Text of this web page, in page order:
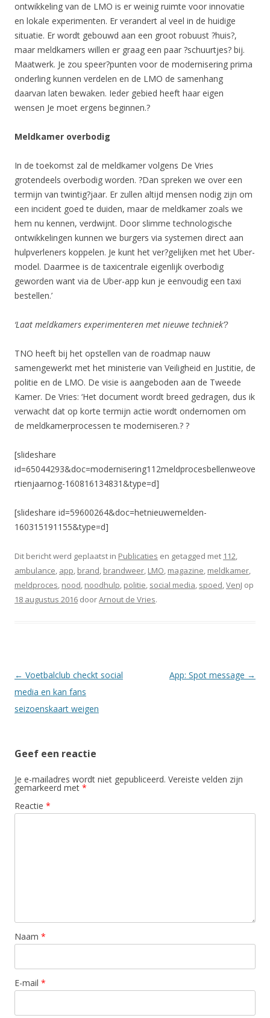
ontwikkeling van de LMO is er weinig ruimte voor innovatie
en lokale experimenten. Er verandert al veel in de huidige
situatie. Er wordt gebouwd aan een groot robuust ?huis?,
maar meldkamers willen er graag een paar ?schuurtjes? bij.
Maatwerk. Je zou speer?punten voor de modernisering prima
onderling kunnen verdelen en de LMO de samenhang
daarvan laten bewaken. Ieder gebied heeft haar eigen
wensen Je moet ergens beginnen.?
Meldkamer overbodig
In de toekomst zal de meldkamer volgens De Vries
grotendeels overbodig worden. ?Dan spreken we over een
termijn van twintig?jaar. Er zullen altijd mensen nodig zijn om
een incident goed te duiden, maar de meldkamer zoals we
hem nu kennen, verdwijnt. Door slimme technologische
ontwikkelingen kunnen we burgers via systemen direct aan
hulpverleners koppelen. Je kunt het ver?gelijken met het Uber-
model. Daarmee is de taxicentrale eigenlijk overbodig
geworden want via de Uber-app kun je eenvoudig een taxi
bestellen.’
‘Laat meldkamers experimenteren met nieuwe techniek’?
TNO heeft bij het opstellen van de roadmap nauw
samengewerkt met het ministerie van Veiligheid en Justitie, de
politie en de LMO. De visie is aangeboden aan de Tweede
Kamer. De Vries: ‘Het document wordt breed gedragen, dus ik
verwacht dat op korte termijn actie wordt ondernomen om
de meldkamerprocessen te moderniseren.? ?
[slideshare
id=65044293&doc=modernisering112meldprocesbellenweove
rtienjaarnog-160816134831&type=d]
[slideshare id=59600264&doc=hetnieuwemelden-
160315191155&type=d]
Dit bericht werd geplaatst in Publicaties en getagged met 112,
ambulance, app, brand, brandweer, LMO, magazine, meldkamer,
meldproces, nood, noodhulp, politie, social media, spoed,VenJ op
18 augustus 2016 doorArnout de Vries.
Berichtnavigatie
← Voetbalclub checkt social
media en kan fans
seizoenskaart weigen
App: Spot message →
Geef een reactie
Je e-mailadres wordt niet gepubliceerd. Vereiste velden zijn
gemarkeerd met *
Reactie *
Naam *
E-mail *